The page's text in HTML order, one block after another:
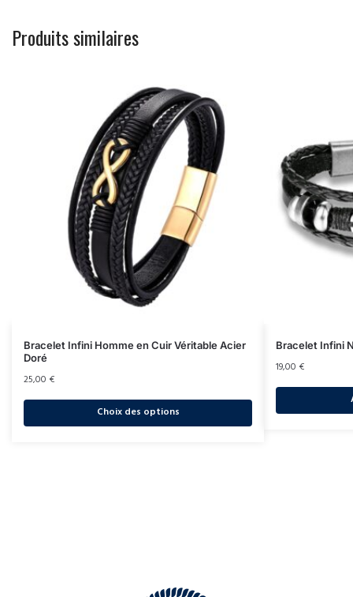
Produits similaires
Bracelet Infini Homme en Cuir Véritable Acier
Doré
25,00 €
Choix des options
Bracelet Infini
19,00 €